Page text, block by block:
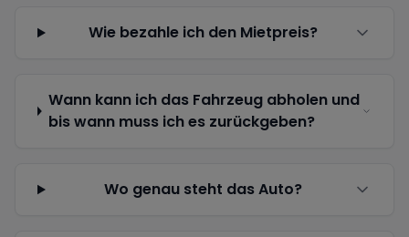
Wie bezahle ich den Mietpreis?
Wann kann ich das Fahrzeug abholen und
bis wann muss ich es zurückgeben?
Wo genau steht das Auto?